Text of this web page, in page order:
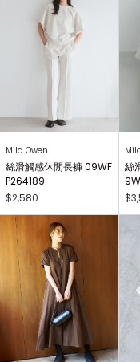
Mila Owen
絲滑觸感休閒長褲 09WF
P264189
$2,580
絲